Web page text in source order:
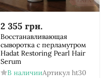
2 355 грн.
Восстанавливающая
сыворотка с перламутром
Hadat Restoring Pearl Hair
Serum
В наличииАртикул ht30